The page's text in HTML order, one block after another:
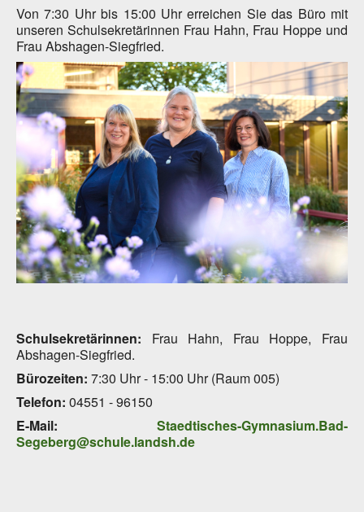
Von 7:30 Uhr bis 15:00 Uhr erreichen Sie das Büro mit
unseren Schulsekretärinnen Frau Hahn, Frau Hoppe und
Frau Abshagen-Siegfried.
Schulsekretärinnen: Frau Hahn, Frau Hoppe, Frau
Abshagen-Siegfried.
Bürozeiten: 7:30 Uhr - 15:00 Uhr (Raum 005)
Telefon: 04551 - 96150
E-Mail:
Staedtisches-Gymnasium.Bad-
Segeberg@schule.landsh.de